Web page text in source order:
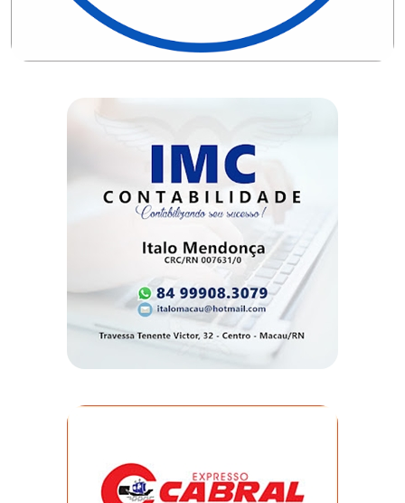
DESCASO
DESENVOLVIMENTO
ECONÔMICO
DESENVOLVIMENTO
RURAL
CRIANÇAS
ECONOMIA
ESCOLAR